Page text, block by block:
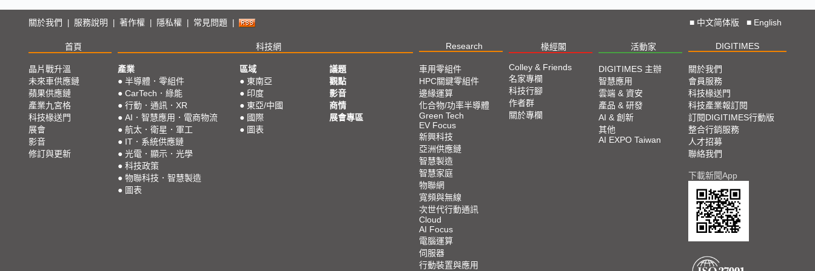
關於我們 服務說明 著作權 隱私權 常見問題 ■ 中文简体版 ■ English
首頁 科技網 Research 椽經閣 活動家 DIGITIMES
晶片戰升溫
未來車供應鏈
蘋果供應鏈
產業九宮格
科技椽送門
展會
影音
修訂與更新
產業
● 半導體．零組件
● CarTech．綠能
● 行動．通訊．XR
● AI．智慧應用．電商物流
● 航太．衛星．軍工
● IT．系統供應鏈
● 光電．顯示．光學
● 科技政策
● 物聯科技．智慧製造
● 圖表
區域
● 東南亞
● 印度
● 東亞/中國
● 國際
● 圖表
議題
觀點
影音
商情
展會專區
車用零組件
HPC關鍵零組件
邊緣運算
化合物/功率半導體
Green Tech
EV Focus
新興科技
亞洲供應鏈
智慧製造
智慧家庭
物聯網
寬頻與無線
次世代行動通訊
Cloud
AI Focus
電腦運算
伺服器
行動裝置與應用
Colley & Friends
名家專欄
科技行腳
作者群
關於專欄
DIGITIMES 主辦
智慧應用
雲端 & 資安
產品 & 研發
AI & 創新
其他
AI EXPO Taiwan
關於我們
會員服務
科技椽送門
科技產業報訂閱
訂閱DIGITIMES行動版
整合行銷服務
人才招募
聯絡我們
下載新聞App